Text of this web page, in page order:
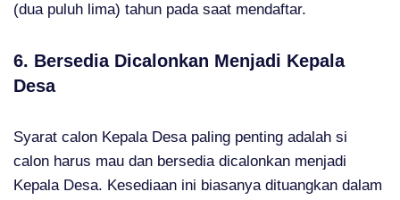
(dua puluh lima) tahun pada saat mendaftar.
6. Bersedia Dicalonkan Menjadi Kepala
Desa
Syarat calon Kepala Desa paling penting adalah si
calon harus mau dan bersedia dicalonkan menjadi
Kepala Desa. Kesediaan ini biasanya dituangkan dalam